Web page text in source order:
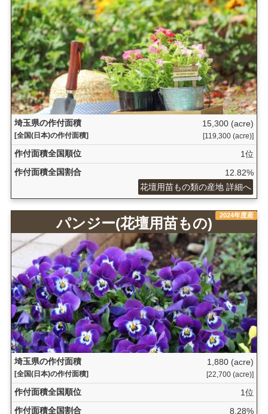
埼玉県の作付面積
[全国(日本)の作付面積]
15,300 (acre)
[119,300 (acre)]
作付面積全国順位
1位
作付面積全国割合
12.82%
花壇用苗もの類の産地 詳細へ
2024年度産
パンジー(花壇用苗もの)
埼玉県の作付面積
[全国(日本)の作付面積]
1,880 (acre)
[22,700 (acre)]
作付面積全国順位
1位
作付面積全国割合
8.28%